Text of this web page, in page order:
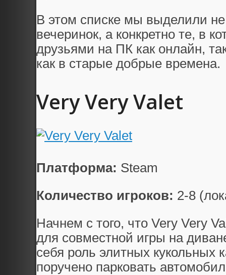
В этом списке мы выделили
вечеринок, а конкретно те, в
друзьями на ПК как онлайн,
как в старые добрые времена.
Very Very Valet
Платформа: Steam
Количество игроков: 2-8
Начнем с того, что Very Very
для совместной игры на
себя роль элитных кукольных
поручено парковать